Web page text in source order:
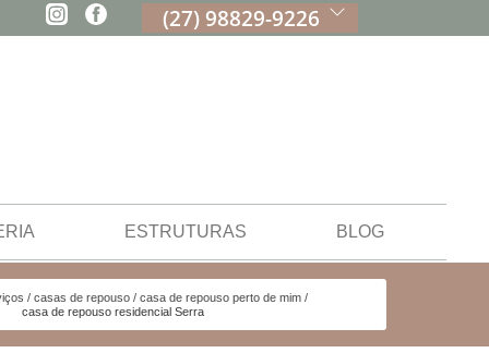
(27) 98829-9226
ESTRUTURAS BLOG
casas de repouso
casa de repouso perto de mim
casa de repouso residencial Serra